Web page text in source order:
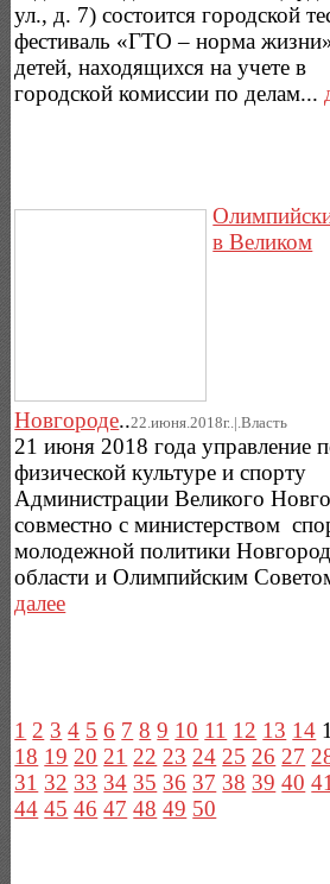
ул., д. 7) состоится городской
фестиваль «ГТО – норма
детей, находящихся на учете в
городской комиссии по делам...
в Великом
Новгороде..22.июня.2018г..|.Власть
21 июня 2018 года управление
физической культуре и спорту
Администрации Великого
совместно с министерством
молодежной политики
области и Олимпийским
далее
1 2 3 4 5 6 7 8 9 10 11 12 13 14
18 19 20 21 22 23 24 25 26 27
31 32 33 34 35 36 37 38 39 40 41
44 45 46 47 48 49 50